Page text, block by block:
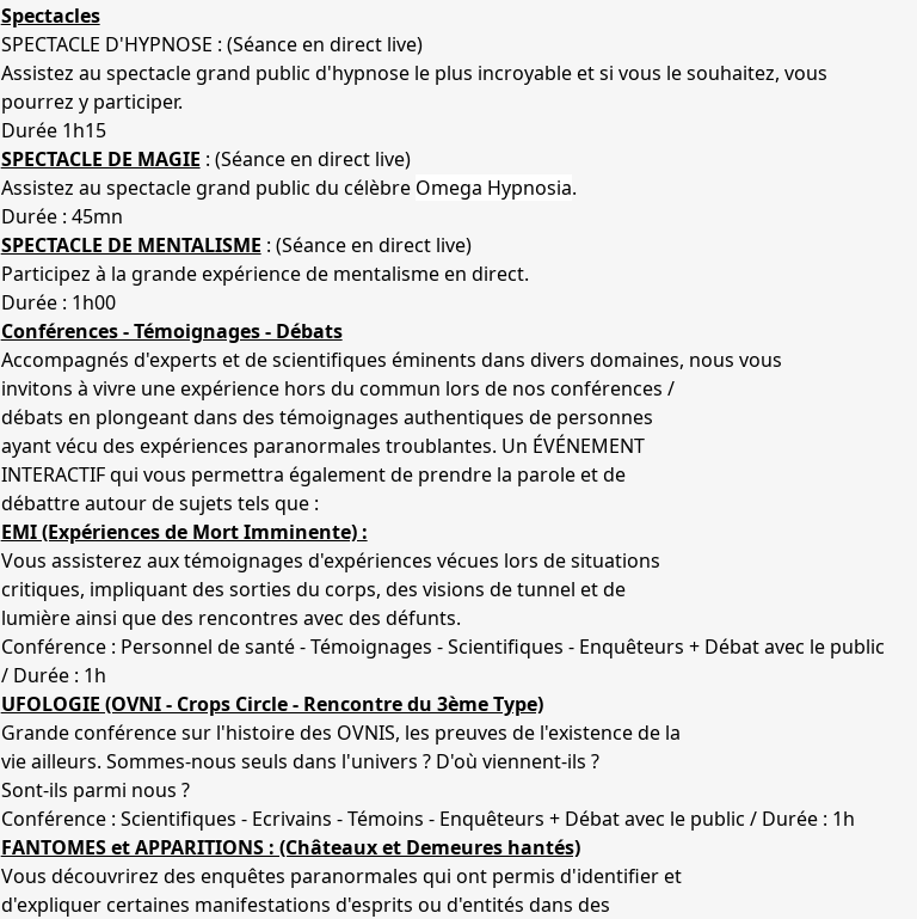
Spectacles
SPECTACLE D'HYPNOSE : (Séance en direct live)
Assistez au spectacle grand public d'hypnose le plus incroyable et si vous le souhaitez, vous
pourrez y participer.
Durée 1h15
SPECTACLE DE MAGIE : (Séance en direct live)
Assistez au spectacle grand public du célèbre Omega Hypnosia.
Durée : 45mn
SPECTACLE DE MENTALISME : (Séance en direct live)
Participez à la grande expérience de mentalisme en direct.
Durée : 1h00
Conférences - Témoignages - Débats
Accompagnés d'experts et de scientifiques éminents dans divers domaines, nous vous
invitons à vivre une expérience hors du commun lors de nos conférences /
débats en plongeant dans des témoignages authentiques de personnes
ayant vécu des expériences paranormales troublantes. Un ÉVÉNEMENT
INTERACTIF qui vous permettra également de prendre la parole et de
débattre autour de sujets tels que :
EMI (Expériences de Mort Imminente) :
Vous assisterez aux témoignages d'expériences vécues lors de situations
critiques, impliquant des sorties du corps, des visions de tunnel et de
lumière ainsi que des rencontres avec des défunts.
Conférence : Personnel de santé - Témoignages - Scientifiques - Enquêteurs + Débat avec le public
/ Durée : 1h
UFOLOGIE (OVNI - Crops Circle - Rencontre du 3ème Type)
Grande conférence sur l'histoire des OVNIS, les preuves de l'existence de la
vie ailleurs. Sommes-nous seuls dans l'univers ? D'où viennent-ils ?
Sont-ils parmi nous ?
Conférence : Scientifiques - Ecrivains - Témoins - Enquêteurs + Débat avec le public / Durée : 1h
FANTOMES et APPARITIONS : (Châteaux et Demeures hantés)
Vous découvrirez des enquêtes paranormales qui ont permis d'identifier et
d'expliquer certaines manifestations d'esprits ou d'entités dans des